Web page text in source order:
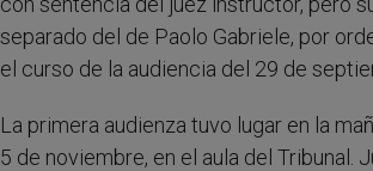
separado del de Paolo Gabriele, por
el curso de la audiencia del 29 de
La primera audienza tuvo lugar en la
5 de noviembre, en el aula del Tribunal.